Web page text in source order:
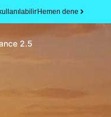
Hemen dene
2.5